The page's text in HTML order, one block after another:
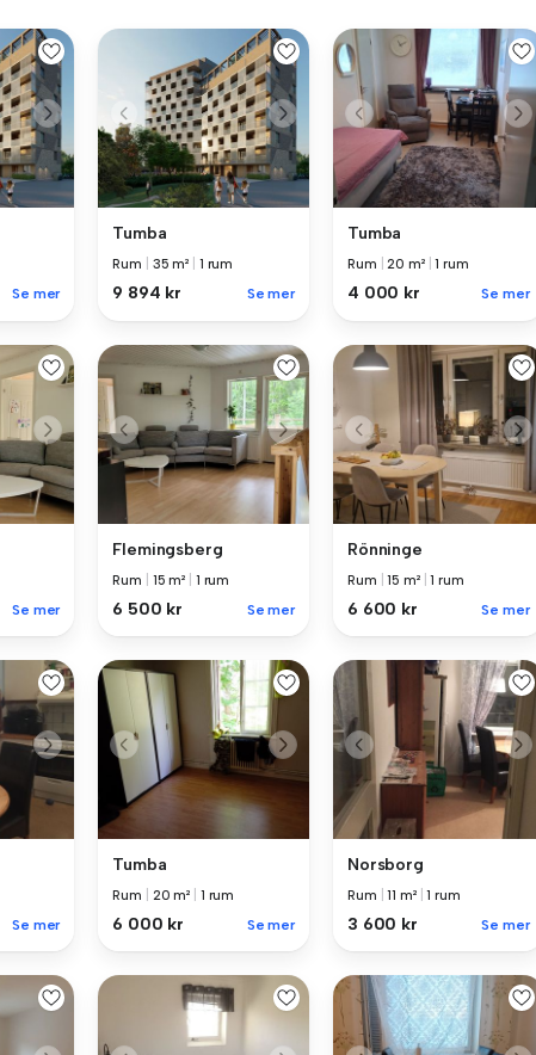
Se mer
Tumba
Rum 35 m² 1 rum
9 894 kr Se mer
Tumba
Rum |20 m² |1 rum
4 000 kr Se mer
Se mer
Flemingsberg
Rum 15 m² 1 rum
6 500 kr Se mer
Rönninge
Rum |15 m² |1 rum
6 600 kr Se mer
Se mer
Tumba
Rum 20 m² 1 rum
6 000 kr Se mer
Norsborg
Rum |11 m² |1 rum
3 600 kr Se mer